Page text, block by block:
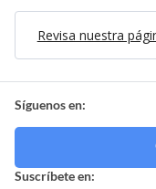
Revisa nuestra
Síguenos en:
Suscríbete en: